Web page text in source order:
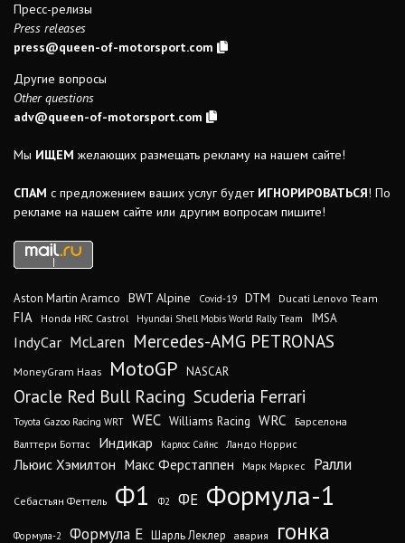
Пресс-релизы
Press releases
press@queen-of-motorsport.com
Другие вопросы
Other questions
adv@queen-of-motorsport.com
Мы ИЩЕМ желающих размещать рекламу на нашем сайте!
СПАМ с предложением ваших услуг будет ИГНОРИРОВАТЬСЯ! По
рекламе на нашем сайте или другим вопросам пишите!
Aston Martin Aramco BWT Alpine Covid-19 DTM Ducati Lenovo Team
FIA Honda HRC Castrol Hyundai Shell Mobis World Rally Team IMSA
IndyCar McLaren Mercedes-AMG PETRONAS
MoneyGram Haas MotoGP NASCAR
Oracle Red Bull Racing Scuderia Ferrari
Toyota Gazoo Racing WRT WEC Williams Racing WRC
Барселона
Валттери Боттас
Индикар Карлос Сайнс Ландо Норрис
Льюис Хэмилтон Макс Ферстаппен Марк Маркес Ралли
Себастьян Феттель Ф1 Ф2 ФЕ Формула-1
Формула-2 Формула Е Шарль Леклер авария гонка